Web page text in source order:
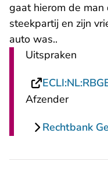
gaat hierom de
steekpartij en zijn
auto was..
Uitspraken
Afzender
Rechtbank